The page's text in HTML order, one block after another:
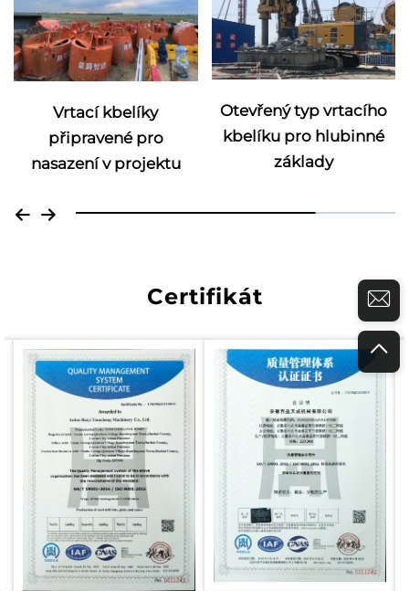
Vrtací kbelíky
připravené pro
nasazení v projektu
Otevřený typ vrtacího
kbelíku pro hlubinné
základy
Certifikát